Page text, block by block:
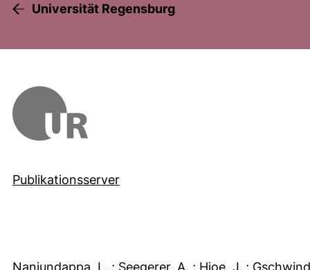
Universität Regensburg
Publikationsserver
Nanjundappa, L. ; Seegerer, A. ; Hioe, J. ;